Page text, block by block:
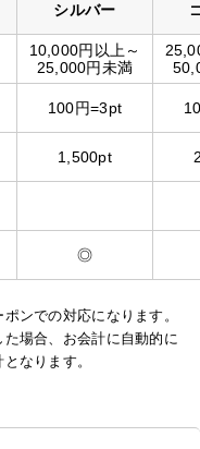
シルバー
10,000円以上～
25,000円未満
100円=3pt
1,500pt
◎
ンでの対応になります。
場合、お会計に自動的に
なります。